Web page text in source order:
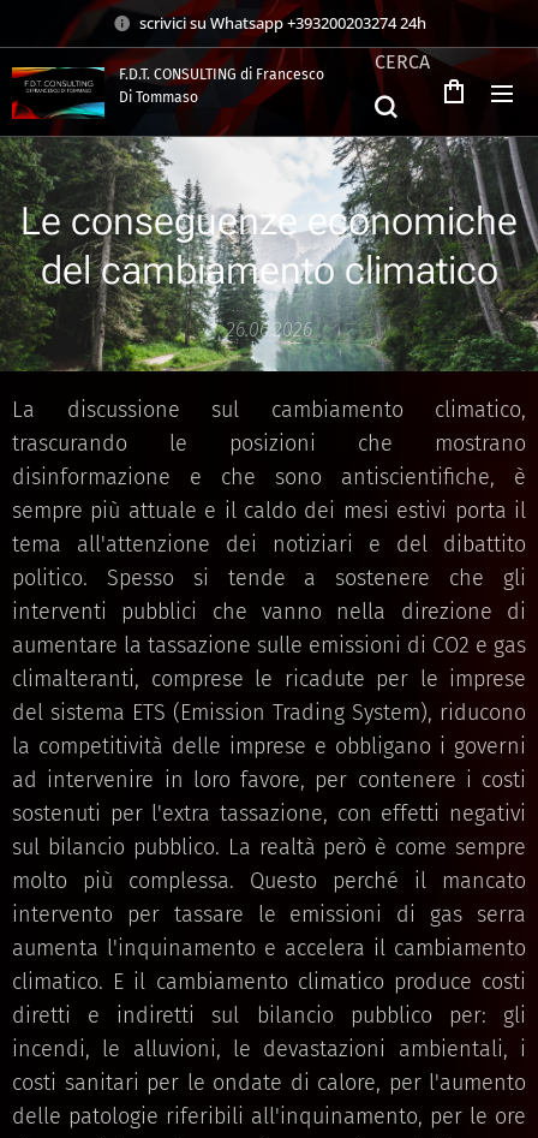
scrivici su Whatsapp +393200203274 24h
F.D.T. CONSULTING di Francesco
Di Tommaso
CERCA
Le conseguenze economiche
del cambiamento climatico
26.06.2026
La discussione sul cambiamento climatico, trascurando le posizioni che mostrano disinformazione e che sono antiscientifiche, è sempre più attuale e il caldo dei mesi estivi porta il tema all'attenzione dei notiziari e del dibattito politico. Spesso si tende a sostenere che gli interventi pubblici che vanno nella direzione di aumentare la tassazione sulle emissioni di CO2 e gas climalteranti, comprese le ricadute per le imprese del sistema ETS (Emission Trading System), riducono la competitività delle imprese e obbligano i governi ad intervenire in loro favore, per contenere i costi sostenuti per l'extra tassazione, con effetti negativi sul bilancio pubblico. La realtà però è come sempre molto più complessa. Questo perché il mancato intervento per tassare le emissioni di gas serra aumenta l'inquinamento e accelera il cambiamento climatico. E il cambiamento climatico produce costi diretti e indiretti sul bilancio pubblico per: gli incendi, le alluvioni, le devastazioni ambientali, i costi sanitari per le ondate di calore, per l'aumento delle patologie riferibili all'inquinamento, per le ore di cassa integrazione o di sospensione dal lavoro a causa degli eccessi di calore (con la riduzione di alcune attività manifatturiere ed edili nei mesi estivi), il costo sociale delle migrazioni climatiche etc. A confermarlo è l'NGFS (Network for Greening the Financial System) in un recente documento, del maggio 2026, dal titolo "Nota del NGFS sugli impatti economici e finanziari degli eventi meteorologici estremi". Il report evidenzia che la frequenza e l'intensità degli eventi meteorologici estremi sono aumentate notevolmente negli ultimi decenni. Il numero di eventi meteorologici estremi registrati è passato da circa 200 nel 1980 a circa 800 nel 2018, con un'estensione sempre maggiore delle aree geografiche interessate. Inoltre, i dati della NASA indicano un aumento dell'intensità di eventi come siccità e inondazioni negli ultimi cinque anni. Allo stesso tempo, sono aumentate la frequenza e la gravità degli eventi meteorologici estremi, sia complessi che ripetuti. Secondo l'Organizzazione Meteorologica Mondiale, gli eventi meteorologici estremi sono definiti come fenomeni meteorologici rari o insolitamente intensi che si verificano in luoghi e momenti specifici. Pertanto, la definizione si basa sull'entità, la durata e l'estensione dell'evento ed è indipendente dall'impatto. Questi eventi includono principalmente: le ondate di calore, le ondate di freddo, le inondazioni, la siccità, i tornado e i cicloni. Le perdite dirette annuali dovute a eventi meteorologici estremi sono in aumento. Ad esempio, in termini reali, i danni diretti globali annuali causati da eventi meteorologici sono più che raddoppiati dall'inizio degli anni 2000, raggiungendo circa 206 miliardi di dollari nel 2025. Un modello del FMI stima che un evento meteorologico estremo potrebbe causare una perdita cumulativa del PIL reale di quasi il 6% per il paese colpito cinque anni dopo l'inizio dello shock. Il crescente verificarsi di eventi composti e sequenziali può ulteriormente amplificare questi impatti innescando effetti a cascata. Gli eventi composti generano solitamente perdite maggiori rispetto a quelli isolati e riducono i tempi di recupero. L'attuazione di misure di adattamento e di ricostruzione possono, al contrario, limitare la diffusione e il costo di questi shock. Il documento affronta i danni economici diretti e indiretti degli eventi estremi classificandoli in modo puntuale. L'impatto diretto degli eventi meteorologici estremi ha ricadute sull'economia reale e sulla stabilità finanziaria a causa di una riduzione dell'efficienza con cui vengono combinati gli input rimanenti (quelli non distrutti o compromessi). In genere dal lato dell'offerta questi eventi causano: interruzioni della catena di approvvigionamento, blackout, danni alle infrastrutture di trasporto, attriti organizzativi che aumentano i costi di transazione e riducono l'efficienza operativa anche quando sia il capitale che il lavoro sono stati interessati dagli eventi solo parzialmente. In primo luogo, la distruzione o il danneggiamento del capitale, comprese le infrastrutture critiche, interrompe la produzione corrente e la capacità produttiva futura. L'entità e la persistenza delle perdite di produzione dipendono dal fatto che il capitale venga distrutto in modo permanente o solo limitato temporaneamente, ad esempio a causa di fermi macchina, necessità di riparazione o ridotto utilizzo. Inoltre, i danni al capitale sono spesso accompagnati da una riduzione dell'offerta di lavoro, poiché la distruzione di abitazioni, capannoni e reti di trasporto limita l'accesso ai luoghi di lavoro o costringe i lavoratori a trasferirsi. Questi effetti sono particolarmente pronunciati nelle economie in via di sviluppo, dove gli eventi meteorologici estremi possono innescare una riallocazione della forza lavoro su scala più ampia e persistente tra settori e regioni. Dal lato della domanda, gli eventi meteorologici estremi influenzano l'attività economica principalmente attraverso i canali del reddito, della ricchezza e della fiducia. La distruzione o la svalutazione dei beni riduce direttamente il reddito delle famiglie e delle imprese, ad esempio attraverso la perdita di salari, l'interruzione dell'attività e la diminuzione dei redditi da locazione. Le perdite patrimoniali, in particolare i danni agli immobili residenziali o il calo dei prezzi delle case, erodono ulteriormente il patrimonio delle famiglie, deprimendo i consumi e gli investimenti. Questi shock di reddito e ricchezza esercitano un'immediata pressione al ribasso sulla domanda aggregata, in particolare nelle regioni che hanno subito danni rilevanti. Le interruzioni delle reti elettriche, idriche e di trasporto possono avere un grande impatto sulla produttività, così come le interruzioni delle catene di approvvigionamento. Infine, la previsione che determinati eventi meteorologici eventi si possono ripetere negli anni in determinate zone potrebbe aumentare l'incertezza sui redditi futuri oltre che creare migrazioni e perdita di capitale umano e finanziario (anche attraverso le delocalizzazioni). Se questi eventi si ripetono l'effetto sull'incertezza aumenta e le famiglie tendono ad aumentare i risparmi precauzionali, mentre le imprese rimandano o riducono gli investimenti o spostano gli impianti. Le prove empiriche dimostrano che il calo della fiducia dei consumatori e delle imprese a seguito di disastri porta spesso a riduzioni della spesa, con una ripresa limitata nel tempo. Di conseguenza, gli effetti sul lato della domanda possono persistere anche dopo l'inizio della ricostruzione, rallentando la ripresa complessiva. Inoltre, le condizioni meteorologiche estreme possono danneggiare o distruggere ponti, strade e corsi d'acqua. Di conseguenza, anche gli shock localizzati legati al meteo possono propagarsi attraverso le catene di approvvigionamento e i collegamenti commerciali, amplificando il loro impatto su più regioni e sull'intera economia. Gli eventi più severi si propagano all'economia anche attraverso i canali finanziari. Gli impatti economici degli eventi meteorologici anche in presenza di una ripresa della domanda dopo lo shock, legata agli sforzi di ricostruzione e alle misure di sostegno pubblico, possono aumentare i rischi finanziari gravando sui bilanci di banche e compagnie assicurative e influenzando i flussi di cassa e l'offerta di credito. Ad esempio, gli shock che colpiscono i produttori generano contrazione del fatturato e ritardo nei rimborsi delle obbligazioni, e per questo motivo banche e compagnie assicurative possono essere colpite da un aumento dei crediti in sofferenza, dalla svalutazione delle garanzie o da un elevato volume di prelievi a seguito di eventi climatici avversi. Quando i beni fisici perdono valore o vengono distrutti, i mutuatari possono offrire meno garanzie, il che limita l'accesso al credito e aumenta i costi di finanziamento poiché i finanziatori aumentano i premi per il rischio. Allo stesso tempo, la riduzione dei flussi di cassa diminuisce ulteriormente la capacità di rimborso, rafforzando questi effetti e creando un meccanismo di accelerazione finanziaria che amplifica l'impatto degli shock fisici. Quando le condizioni finanziarie si inaspriscono e l'accesso al credito si riduce, diventa più difficile ricostruire l'economia dopo un evento estremo, prolungando e amplificando gli effetti dello shock. Questi cambiamenti indeboliscono anche l'attività economica in generale, minando potenzialmente la resilienza del settore finanziario e la sua capacità di intermediazione. L'impatto macroeconomico e finanziario degli eventi meteorologici estremi non è determinato unicamente dall'entità e dall'esposizione allo shock fisico, ma anche dalla capacità delle economie di assorbire, ridistribuire e di superare la crisi. La soglia di resilienza di un'economia è determinata da diversi fattori, quali lo spazio fiscale, le infrastrutture adattive, il livello di sviluppo economico, le dimensioni e la capacità del mercato assicurativo e la diversificazione economica. Inoltre, la letteratura dimostra che il degrado ambientale può ulteriormente indebolire la resilienza economica. Considerando questi fattori, le economie sviluppate ed emergenti possono reagire in modo diverso agli eventi meteorologici estremi ma in generale la migliore riposta è preventiva; adeguare le strutture in modo da contenere gli effetti e agire al contempo sulla riduzione delle emissioni nocive. Dal lato dell'offerta la siccità e le inondazioni possono ridurre la disponibilità di prodotti agricoli facendone aumentare il prezzo, con effetto negativi sull'inflazione e sui ceti più poveri. Ad esempio, in Zambia, l'inflazione alimentare ha raggiunto valori a due cifre ed è aumentata per tutto il 2024, toccando un picco del 17,4% a luglio dello stesso anno a causa della carenza di approvvigionamenti dovuta alla siccità. A seguito delle ino